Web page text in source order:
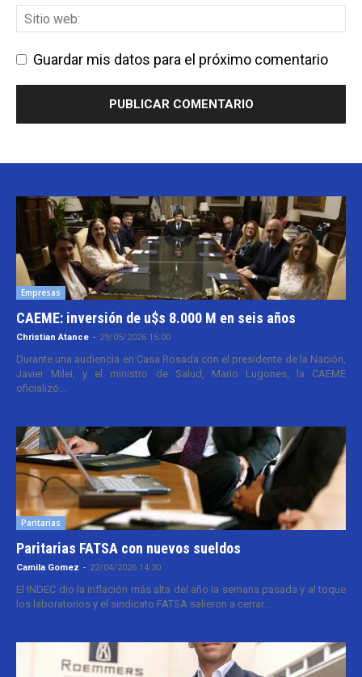
Guardar mis datos para el próximo comentario
Empresas
CAEME: inversión de u$s 8.000 M en seis años
Christian Atance - 29/05/2026 15:00
Durante una audiencia en Casa Rosada con el presidente de la Nación,
Javier Milei, y el ministro de Salud, Mario Lugones, la CAEME
oficializó...
Paritarias
Paritarias FATSA con nuevos sueldos
Camila Gomez - 22/04/2026 14:30
El INDEC dio la inflación más alta del año la semana pasada y al toque
los laboratorios y el sindicato FATSA salieron a cerrar...